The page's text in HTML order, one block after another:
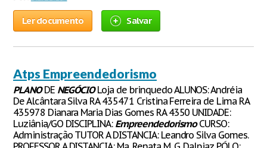
Ler documento Salvar
Atps Empreendedorismo
PLANODE NEGÓCIOLoja de brinquedo ALUNOS: Andréia
De Alcântara Silva RA 435471 Cristina Ferreira de Lima RA
435978 Dianara Maria Dias Gomes RA 4350 UNIDADE:
Luziânia/GO DISCIPLINA: EmpreendedorismoCURSO:
Administração TUTOR A DISTANCIA: Leandro Silva Gomes.